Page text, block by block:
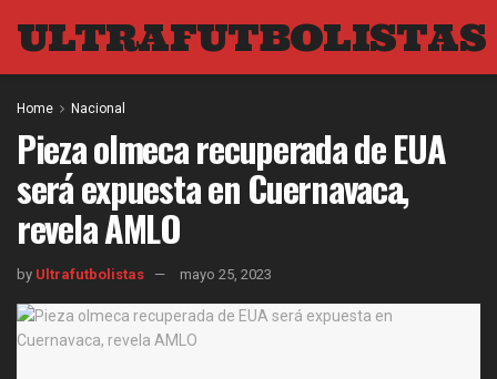
ULTRAFUTBOLISTAS
Home Nacional
Pieza olmeca recuperada de EUA
será expuesta en Cuernavaca,
revela AMLO
by Ultrafutbolistas mayo 25, 2023